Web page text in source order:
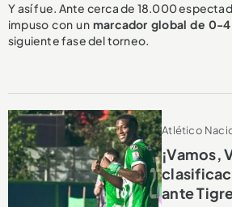
Y así fue. Ante cerca de 18.000
impuso con unmarcador global de 0-4
siguiente fase del torneo.
Atlético
¡Vamos,
ante